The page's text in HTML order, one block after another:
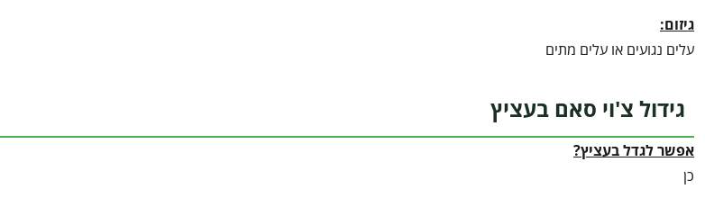
גיזום:
עלים נגועים או עלים מתים
גידול צ'וי סאם בעציץ
אפשר לגדל בעציץ?
כן